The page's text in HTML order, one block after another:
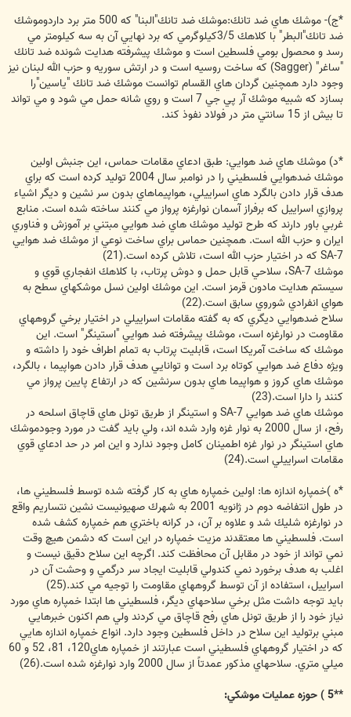
*ج)- موشك هاي ضد تانك:موشك ضد تانك"البنا" كه 500 متر برد داردوموشك
ضد تانك"البطر" با كلاهك 3/5كيلوگرمي كه برد نهايي آن به سه كيلومتر مي
رسد و محصول بومي فلسطين است و موشك پيشرفته هدايت شونده ضد تانك
"ساغر" (Sagger) كه ساخت روسيه است و در ارتش سوريه و حزب الله لبنان نيز
وجود دارد همچنين گردان هاي القسام توانست موشك ضد تانك "ياسين"را
بسازد كه شبيه موشك آر پي جي 7 است و روي شانه حمل مي شود و مي تواند
تا بيش از 15 سانتي متر در فولاد نفوذ كند.
*د) موشك هاي ضد هوايي: طبق ادعاي مقامات حماس، اين جنبش اولين
موشك ضدهوايي فلسطيني را در نوامبر سال 2004 توليد كرده است كه براي
هدف قرار دادن بالگرد هاي اسراييلي، هواپيماهاي بدون سر نشين و ديگر اشياء
پروازي اسراييل كه برفراز آسمان نوارغزه پرواز مي كنند ساخته شده است. منابع
غربي باور دارند كه طرح توليد موشك هاي ضد هوايي مبتني بر آموزش و فناوري
ايران و حزب الله است. همچنين حماس براي ساخت نوعي از موشك ضد هوايي
SA-7 كه در اختيار حزب الله است، تلاش كرده است.(21)
موشك SA-7، سلاحي قابل حمل و دوش پرتاب، با كلاهك انفجاري قوي و
سيستم هدايت مادون قرمز است. اين موشك اولين نسل موشكهاي سطح به
هواي انفرادي شوروي سابق است.(22)
سلاح ضدهوايي ديگري كه به گفته مقامات اسراييلي در اختيار برخي گروههاي
مقاومت در نوارغزه است، موشك پيشرفته ضد هوايي "استينگر" است. اين
موشك كه ساخت آمريكا است، قابليت پرتاب به تمام اطراف خود را داشته و
ويژه دفاع ضد هوايي كوتاه برد است و توانايي هدف قرار دادن هواپيما ، بالگرد،
موشك هاي كروز و هواپيما هاي بدون سرنشين كه در ارتفاع پايين پرواز مي
كنند را دارا است.(23)
موشك هاي ضد هوايي SA-7 و استينگر از طريق تونل هاي قاچاق اسلحه در
رفح، از سال 2000 به نوار غزه وارد شده اند، ولي بايد گفت در مورد وجودموشك
هاي استينگر در نوار غزه اطمينان كامل وجود ندارد و اين امر در حد ادعاي قوي
مقامات اسراييلي است.(24)
*ه )خمپاره اندازه ها: اولين خمپاره هاي به كار گرفته شده توسط فلسطيني ها،
در طول انتفاضه دوم در ژانويه 2001 به شهرك صهيونيست نشين نتساريم واقع
در نوارغزه شليك شد و علاوه بر آن، در كرانه باختري هم خمپاره كشف شده
است. فلسطيني ها معتقدند مزيت خمپاره در اين است كه دشمن هيچ وقت
نمي تواند از خود در مقابل آن محافظت كند. اگرچه اين سلاح دقيق نيست و
اغلب به هدف برخورد نمي كندولي قابليت ايجاد سر درگمي و وحشت آن در
اسراييل، استفاده از آن توسط گروههاي مقاومت را توجيه مي كند.(25)
بايد توجه داشت مثل برخي سلاحهاي ديگر، فلسطيني ها ابتدا خمپاره هاي مورد
نياز خود را از طريق تونل هاي رفح قاچاق مي كردند ولي هم اكنون خبرهايي
مبني برتوليد اين سلاح در داخل فلسطين وجود دارد. انواع خمپاره اندازه هايي
كه در اختيار گروههاي فلسطيني است عبارتند از خمپاره هاي120، 81، 52 و 60
ميلي متري. سلاحهاي مذكور عمدتاً از سال 2000 وارد نوارغزه شده است.(26)
**5 ) حوزه عمليات موشكي: